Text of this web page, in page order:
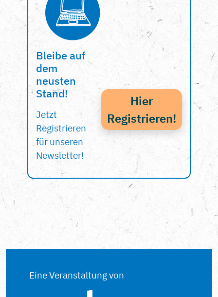
Bleibe auf
dem
neusten
Stand!
Jetzt
Registrieren
für unseren
Newsletter!
Hier
Registrieren!
Eine Veranstaltung von